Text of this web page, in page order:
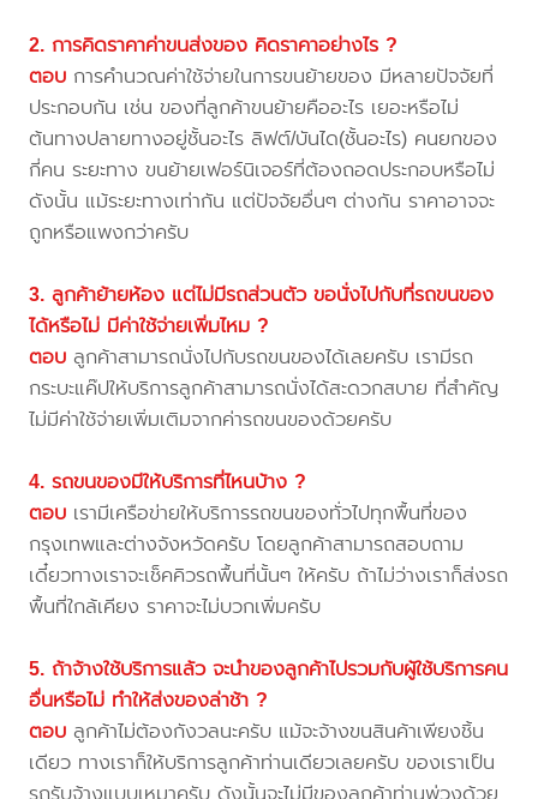
2. การคิดราคาค่าขนส่งของ คิดราคาอย่างไร ?
ตอบ การคำนวณค่าใช้จ่ายในการขนย้ายของ มีหลายปัจจัยที่
ประกอบกัน เช่น ของที่ลูกค้าขนย้ายคืออะไร เยอะหรือไม่
ต้นทางปลายทางอยู่ชั้นอะไร ลิฟต์/บันได(ชั้นอะไร) คนยกของ
กี่คน ระยะทาง ขนย้ายเฟอร์นิเจอร์ที่ต้องถอดประกอบหรือไม่
ดังนั้น แม้ระยะทางเท่ากัน แต่ปัจจัยอื่นๆ ต่างกัน ราคาอาจจะ
ถูกหรือแพงกว่าครับ
3. ลูกค้าย้ายห้อง แต่ไม่มีรถส่วนตัว ขอนั่งไปกับที่รถขนของ
ได้หรือไม่ มีค่าใช้จ่ายเพิ่มไหม ?
ตอบ ลูกค้าสามารถนั่งไปกับรถขนของได้เลยครับ เรามีรถ
กระบะแค๊ปให้บริการลูกค้าสามารถนั่งได้สะดวกสบาย ที่สำคัญ
ไม่มีค่าใช้จ่ายเพิ่มเติมจากค่ารถขนของด้วยครับ
4. รถขนของมีให้บริการที่ไหนบ้าง ?
ตอบ เรามีเครือข่ายให้บริการรถขนของทั่วไปทุกพื้นที่ของ
กรุงเทพและต่างจังหวัดครับ โดยลูกค้าสามารถสอบถาม
เดี๋ยวทางเราจะเช็คคิวรถพื้นที่นั้นๆ ให้ครับ ถ้าไม่ว่างเราก็ส่งรถ
พื้นที่ใกล้เคียง ราคาจะไม่บวกเพิ่มครับ
5. ถ้าจ้างใช้บริการแล้ว จะนำของลูกค้าไปรวมกับผู้ใช้บริการคน
อื่นหรือไม่ ทำให้ส่งของล่าช้า ?
ตอบ ลูกค้าไม่ต้องกังวลนะครับ แม้จะจ้างขนสินค้าเพียงชิ้น
เดียว ทางเราก็ให้บริการลูกค้าท่านเดียวเลยครับ ของเราเป็น